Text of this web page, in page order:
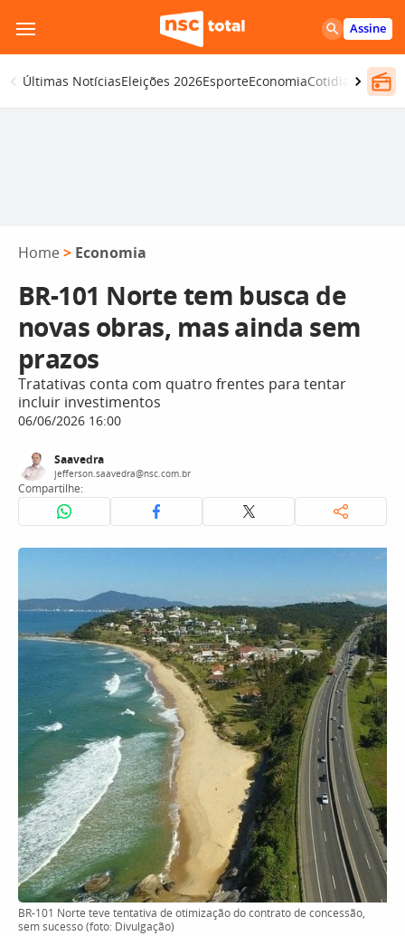
para
o
conteúdo
Assine
Últimas NotíciasEleições 2026EsporteEconomiaCotidiano
Home > Economia
BR-101 Norte tem busca de
novas obras, mas ainda sem
prazos
Tratativas conta com quatro frentes para tentar
incluir investimentos
06/06/2026 16:00
Saavedra
jefferson.saavedra@nsc.com.br
Compartilhe:
BR-101 Norte teve tentativa de otimização do contrato de concessão,
sem sucesso (foto: Divulgação)